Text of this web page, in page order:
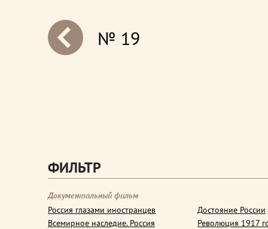
№ 19
ФИЛЬТР
Документальный фильм
Россия глазами иностранцев
Всемирное наследие. Россия
Достояние России
Революция 1917